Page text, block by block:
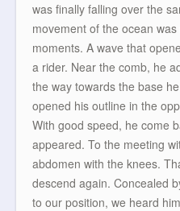
was finally falling over the
movement of the ocean
moments. A wave that
a rider. Near the comb, he
the way towards the base
opened his outline in the
With good speed, he come
appeared. To the meeting
abdomen with the knees.
descend again. Concealed
to our position, we heard